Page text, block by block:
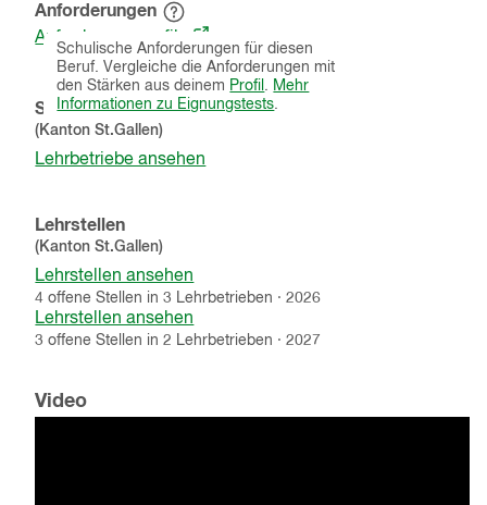
Anforderungen
Hinweistext
einblenden
Schulische Anforderungen für diesen
Beruf. Vergleiche die Anforderungen mit
den Stärken aus deinem Profil
Mehr
Informationen zu Eignungstests
Anforderungsprofile
(öffnet
in
einem
neuen
Schnupperlehren
(KantonSt.Gallen)
Lehrbetriebe ansehen
Lehrstellen
(KantonSt.Gallen)
Lehrstellen ansehen
4 offeneStellen in3 Lehrbetrieben ·2026
Lehrstellen ansehen
3 offeneStellen in2 Lehrbetrieben ·2027
Video